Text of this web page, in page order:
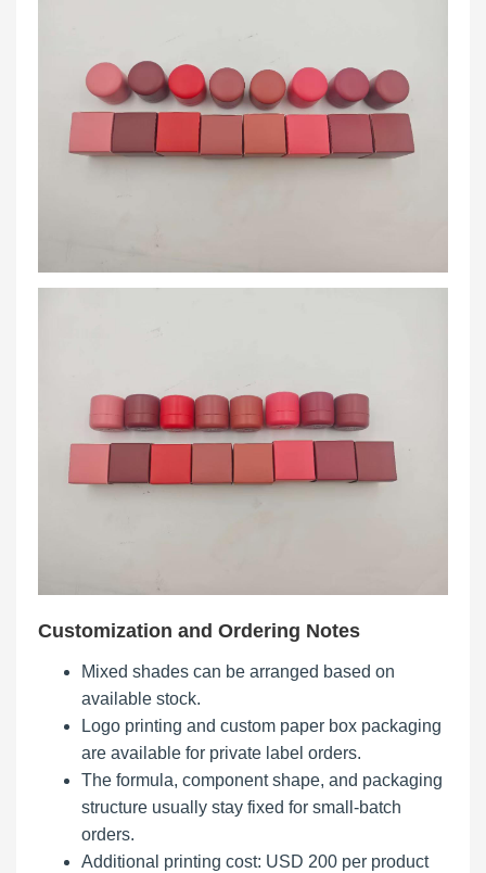
Customization and Ordering Notes
Mixed shades can be arranged based on
available stock.
Logo printing and custom paper box packaging
are available for private label orders.
The formula, component shape, and packaging
structure usually stay fixed for small-batch
orders.
Additional printing cost: USD 200 per product